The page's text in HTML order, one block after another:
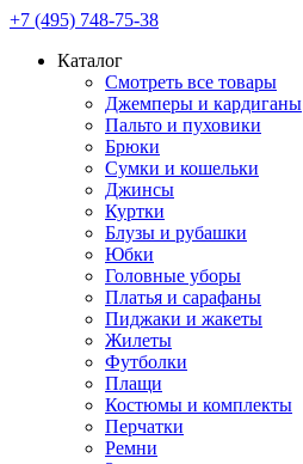
+7 (495) 748-75-38
Каталог
Смотреть все товары
Джемперы и кардиганы
Пальто и пуховики
Брюки
Сумки и кошельки
Джинсы
Куртки
Блузы и рубашки
Юбки
Головные уборы
Платья и сарафаны
Пиджаки и жакеты
Жилеты
Футболки
Плащи
Костюмы и комплекты
Перчатки
Ремни